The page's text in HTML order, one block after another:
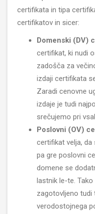
certifikata in tipa
certifikatov in sicer:
Domenski (DV)
certifikat, ki nudi
zadošča za
izdaji certifikata
Zaradi cenovne
izdaje je tudi
srečujemo pri
Poslovni (OV)
certifikat velja, da
pa gre poslovni
domene se
lastnik le-te.
zagotovljeno tudi
verodostojnega